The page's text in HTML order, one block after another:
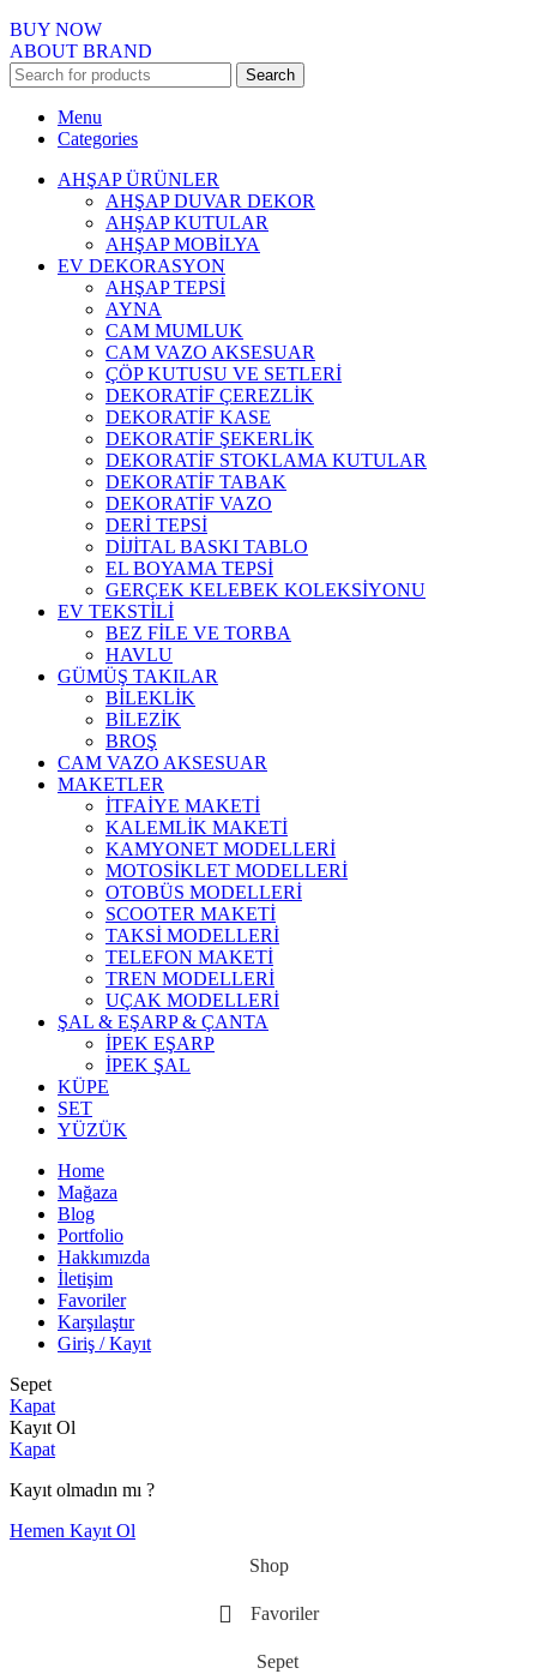
BUY NOW
ABOUT BRAND
Search
Menu
Categories
AHŞAP ÜRÜNLER
AHŞAP DUVAR DEKOR
AHŞAP KUTULAR
AHŞAP MOBİLYA
EV DEKORASYON
AHŞAP TEPSİ
AYNA
CAM MUMLUK
CAM VAZO AKSESUAR
ÇÖP KUTUSU VE SETLERİ
DEKORATİF ÇEREZLİK
DEKORATİF KASE
DEKORATİF ŞEKERLİK
DEKORATİF STOKLAMA KUTULAR
DEKORATİF TABAK
DEKORATİF VAZO
DERİ TEPSİ
DİJİTAL BASKI TABLO
EL BOYAMA TEPSİ
GERÇEK KELEBEK KOLEKSİYONU
EV TEKSTİLİ
BEZ FİLE VE TORBA
HAVLU
GÜMÜŞ TAKILAR
BİLEKLİK
BİLEZİK
BROŞ
CAM VAZO AKSESUAR
MAKETLER
İTFAİYE MAKETİ
KALEMLİK MAKETİ
KAMYONET MODELLERİ
MOTOSİKLET MODELLERİ
OTOBÜS MODELLERİ
SCOOTER MAKETİ
TAKSİ MODELLERİ
TELEFON MAKETİ
TREN MODELLERİ
UÇAK MODELLERİ
ŞAL & EŞARP & ÇANTA
İPEK EŞARP
İPEK ŞAL
KÜPE
SET
YÜZÜK
Home
Mağaza
Blog
Portfolio
Hakkımızda
İletişim
Favoriler
Karşılaştır
Giriş / Kayıt
Sepet
Kapat
Kayıt Ol
Kapat
Kayıt olmadın mı ?
Hemen Kayıt Ol
Shop
Favoriler
Sepet